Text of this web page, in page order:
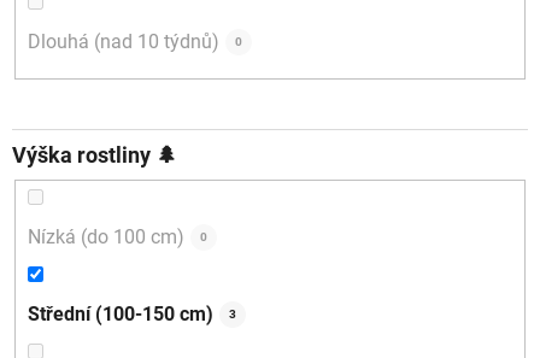
Dlouhá (nad 10 týdnů) 0
Výška rostliny 🌲
Nízká (do 100 cm) 0
Střední (100-150 cm) 3